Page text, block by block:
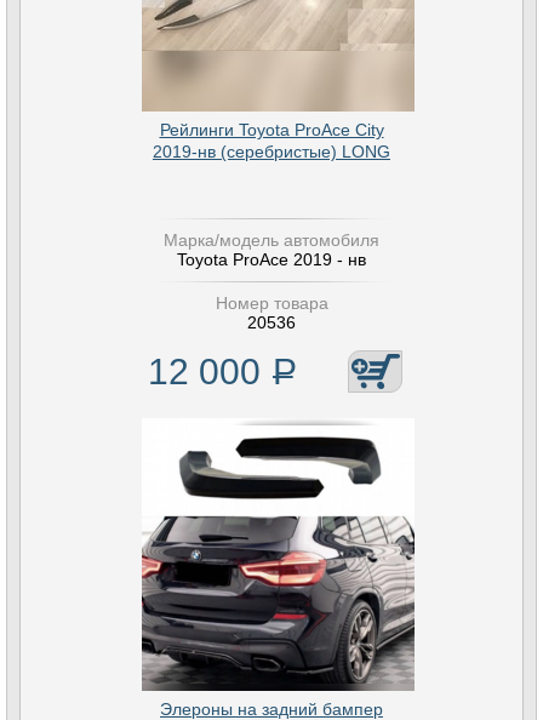
Рейлинги Toyota ProAce City
2019-нв (серебристые) LONG
Марка/модель автомобиля
Toyota ProAce 2019 - нв
Номер товара
20536
12 000 Р
Элероны на задний бампер